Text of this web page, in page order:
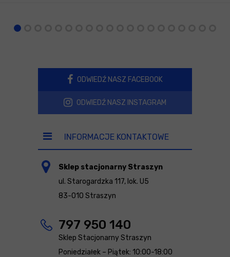
ODWIEDŹ NASZ FACEBOOK
ODWIEDŹ NASZ INSTAGRAM
INFORMACJE KONTAKTOWE
Sklep stacjonarny Straszyn
ul. Starogardzka 117, lok. U5
83-010 Straszyn
797 950 140
Sklep Stacjonarny Straszyn
Poniedziałek – Piątek: 10:00-18:00